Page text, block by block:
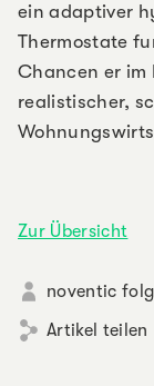
ein adaptiver
Thermostate
Chancen er im
realistischer,
Zur Übersicht
noventic
Artikel teilen